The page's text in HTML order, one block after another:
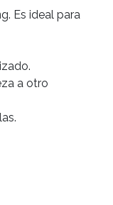
Es ideal para
a otro